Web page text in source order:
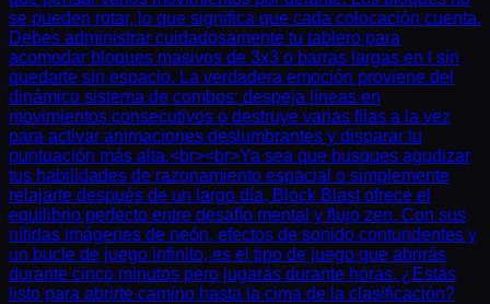
se pueden rotar, lo que significa que cada colocación cuenta.
Debes administrar cuidadosamente tu tablero para
acomodar bloques masivos de 3x3 o barras largas en I sin
quedarte sin espacio. La verdadera emoción proviene del
dinámico sistema de combos: despeja líneas en
movimientos consecutivos o destruye varias filas a la vez
para activar animaciones deslumbrantes y disparar tu
puntuación más alta.<br><br>Ya sea que busques agudizar
tus habilidades de razonamiento espacial o simplemente
relajarte después de un largo día, Block Blast ofrece el
equilibrio perfecto entre desafío mental y flujo zen. Con sus
nítidas imágenes de neón, efectos de sonido contundentes y
un bucle de juego infinito, es el tipo de juego que abrirás
durante cinco minutos pero jugarás durante horas. ¿Estás
listo para abrirte camino hasta la cima de la clasificación?